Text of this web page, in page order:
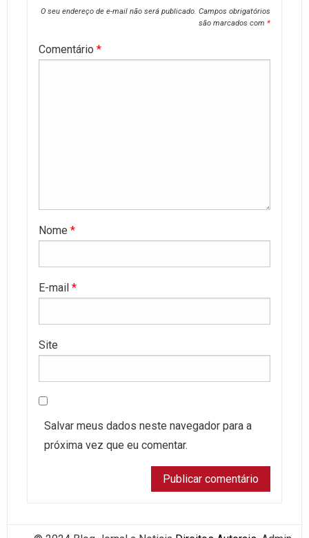
O seu endereço de e-mail não será publicado. Campos obrigatórios
são marcados com *
Comentário *
Nome *
E-mail *
Site
Salvar meus dados neste navegador para a
próxima vez que eu comentar.